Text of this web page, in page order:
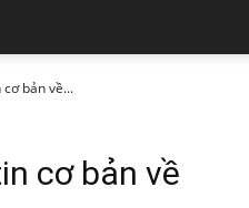
bản về...
cơ bản về